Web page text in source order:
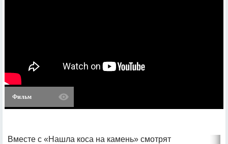
Фильм
Вместе с «Нашла коса на камень» смотрят